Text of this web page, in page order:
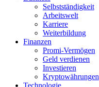
Selbstständigkeit
Arbeitswelt
Karriere
Weiterbildung
Finanzen
Promi-Vermögen
Geld verdienen
Investieren
Kryptowährungen
Technologie